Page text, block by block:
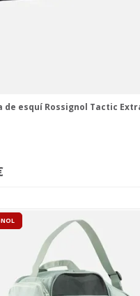
de esquí Rossignol Tactic